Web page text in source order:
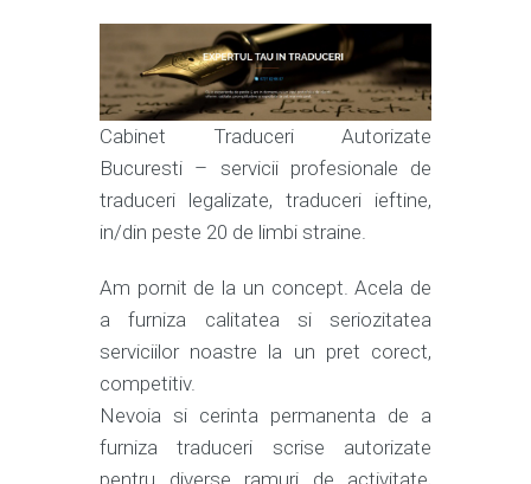
Cabinet Traduceri Autorizate
Bucuresti – servicii profesionale de
traduceri legalizate, traduceri ieftine,
in/din peste 20 de limbi straine.
Am pornit de la un concept. Acela de
a furniza calitatea si seriozitatea
serviciilor noastre la un pret corect,
competitiv.
Nevoia si cerinta permanenta de a
furniza traduceri scrise autorizate
pentru diverse ramuri de activitate,